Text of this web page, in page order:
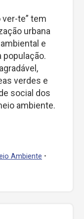
ver-te” tem
urbana
e
verdes e
social dos
ambiente.
Ambiente •